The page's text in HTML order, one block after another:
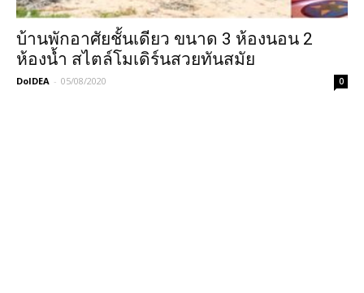
บ้านพักอาศัยชั้นเดียว ขนาด 3 ห้องนอน 2
ห้องน้ำ สไตล์โมเดิร์นสวยทันสมัย
DoIDEA - 05/08/2020 0